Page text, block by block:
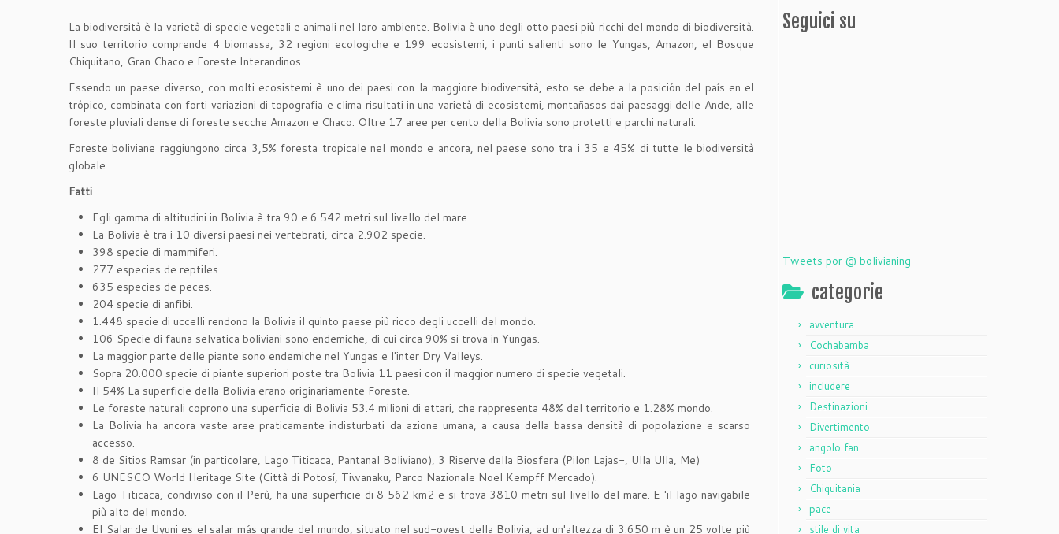
La biodiversità è la varietà di specie vegetali e animali nel loro ambiente. Bolivia è uno degli otto paesi più ricchi del mondo di biodiversità.
Il suo territorio comprende 4 biomassa, 32 regioni ecologiche e 199 ecosistemi, i punti salienti sono le Yungas, Amazon, el Bosque
Chiquitano, Gran Chaco e Foreste Interandinos.
Essendo un paese diverso, con molti ecosistemi è uno dei paesi con la maggiore biodiversità, esto se debe a la posición del país en el
trópico, combinata con forti variazioni di topografia e clima risultati in una varietà di ecosistemi, montañasos dai paesaggi delle Ande, alle
foreste pluviali dense di foreste secche Amazon e Chaco. Oltre 17 aree per cento della Bolivia sono protetti e parchi naturali.
Foreste boliviane raggiungono circa 3,5% foresta tropicale nel mondo e ancora, nel paese sono tra i 35 e 45% di tutte le biodiversità
globale.
Fatti
Egli gamma di altitudini in Bolivia è tra 90 e 6.542 metri sul livello del mare
La Bolivia è tra i 10 diversi paesi nei vertebrati, circa 2.902 specie.
398 specie di mammiferi.
277 especies de reptiles.
635 especies de peces.
204 specie di anfibi.
1.448 specie di uccelli rendono la Bolivia il quinto paese più ricco degli uccelli del mondo.
106 Specie di fauna selvatica boliviani sono endemiche, di cui circa 90% si trova in Yungas.
La maggior parte delle piante sono endemiche nel Yungas e l'inter Dry Valleys.
Sopra 20.000 specie di piante superiori poste tra Bolivia 11 paesi con il maggior numero di specie vegetali.
Il 54% La superficie della Bolivia erano originariamente Foreste.
Le foreste naturali coprono una superficie di Bolivia 53.4 milioni di ettari, che rappresenta 48% del territorio e 1.28% mondo.
La Bolivia ha ancora vaste aree praticamente indisturbati da azione umana, a causa della bassa densità di popolazione e scarso
accesso.
8 de Sitios Ramsar (in particolare, Lago Titicaca, Pantanal Boliviano), 3 Riserve della Biosfera (Pilon Lajas-, Ulla Ulla, Me)
6 UNESCO World Heritage Site (Città di Potosí, Tiwanaku, Parco Nazionale Noel Kempff Mercado).
Lago Titicaca, condiviso con il Perù, ha una superficie di 8 562 km2 e si trova 3810 metri sul livello del mare. E 'il lago navigabile
più alto del mondo.
El Salar de Uyuni es el salar más grande del mundo, situato nel sud-ovest della Bolivia, ad un'altezza di 3.650 m è un 25 volte più
Seguici su
Tweets por @ bolivianing
categorie
avventura
Cochabamba
curiosità
includere
Destinazioni
Divertimento
angolo fan
Foto
Chiquitania
pace
stile di vita